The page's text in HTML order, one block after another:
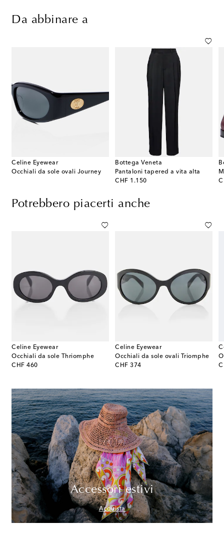
Da abbinare a
Celine Eyewear
Occhiali da sole ovali Journey
Bottega Veneta
Pantaloni tapered a vita alta
CHF 1.150
original price
Potrebbero piacerti anche
Celine Eyewear
Occhiali da sole Thriomphe
CHF 460
original price
Celine Eyewear
Occhiali da sole ovali Triomphe
CHF 374
original price
Accessori estivi
Acquista